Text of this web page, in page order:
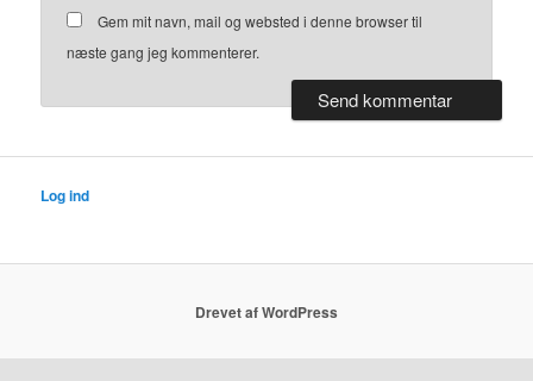
Gem mit navn, mail og websted i denne browser til
næste gang jeg kommenterer.
Log ind
Drevet af WordPress